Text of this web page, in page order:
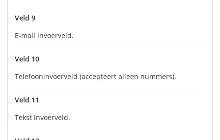
Veld 9
E-mail invoerveld.
Veld 10
Telefooninvoerveld (accepteert alleen nummers).
Veld 11
Tekst invoerveld.